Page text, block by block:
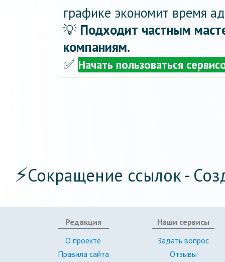
графике экономит время
💡 Подходит частным
компаниям.
✅ Начать пользоваться
⚡Сокращение ссылок -
Редакция
О проекте
Правила сайта
Наши сервисы
Задать вопрос
Отзывы